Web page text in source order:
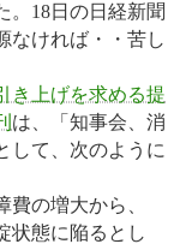
。18日の日経新聞
なければ・・苦し
き上げを求める提
は、「知事会、消
して、次のように
費の増大から、
状態に陥るとし